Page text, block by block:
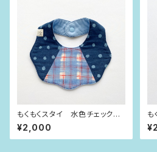
もくもくスタイ 水色チェック×
紺ラメ水玉
¥2,000
も
ビ